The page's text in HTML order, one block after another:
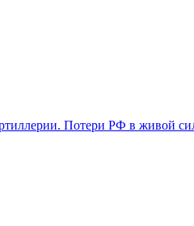
Потери РФ в живой